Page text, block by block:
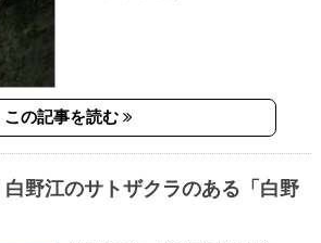
この記事を読む
野江のサトザクラのある「白野